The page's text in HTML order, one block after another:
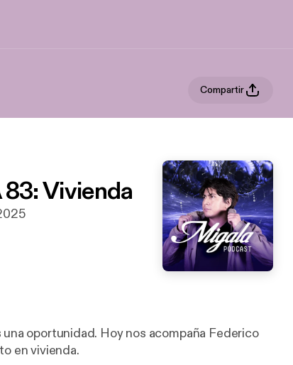
Compartir
Vivienda
oportunidad. Hoy nos acompaña Federico
en vivienda.